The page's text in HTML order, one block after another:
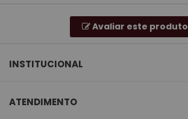
Avaliar este produto
INSTITUCIONAL
ATENDIMENTO